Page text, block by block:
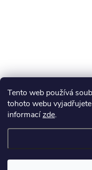
Tento web používá
tohoto webu
informacízde.